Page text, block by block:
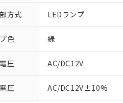
方式 LEDランプ
色 緑
圧 AC/DC12V
圧 AC/DC12V±10%
ご利用条件
※1 対応状況
調査・確認中：
非該当品：ライセ
仕入先様の事情に
があります。
※1 中国